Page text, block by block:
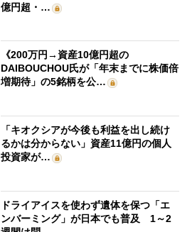
億円超・…
《200万円→資産10億円超の
DAIBOUCHOU氏が「年末までに株価倍
増期待」の5銘柄を公…
「キオクシアが今後も利益を出し続け
るかは分からない」資産11億円の個人
投資家が…
ドライアイスを使わず遺体を保つ「エ
ンバーミング」が日本でも普及 1～2